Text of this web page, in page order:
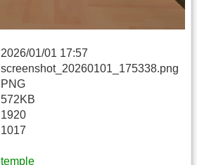
2026/01/01 17:57
screenshot_20260101_175338.png
PNG
572KB
1920
1017
temple